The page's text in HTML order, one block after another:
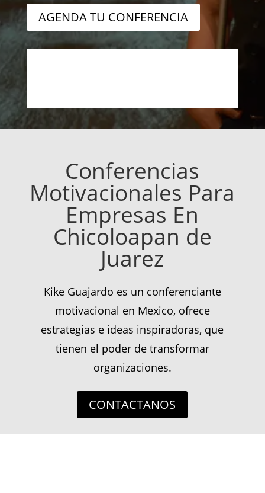
AGENDA TU CONFERENCIA
Conferencias
Motivacionales Para
Empresas En
Chicoloapan de
Juarez
Kike Guajardo es un conferenciante
motivacional en Mexico, ofrece
estrategias e ideas inspiradoras, que
tienen el poder de transformar
organizaciones.
CONTACTANOS